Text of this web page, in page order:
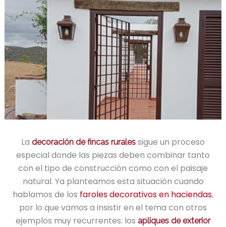
La decoración de fincas rurales sigue un proceso
especial donde las piezas deben combinar tanto
con el tipo de construcción como con el paisaje
natural. Ya planteamos esta situación cuando
hablamos de los faroles decorativos en haciendas,
por lo que vamos a insistir en el tema con otros
ejemplos muy recurrentes: los apliques de exterior